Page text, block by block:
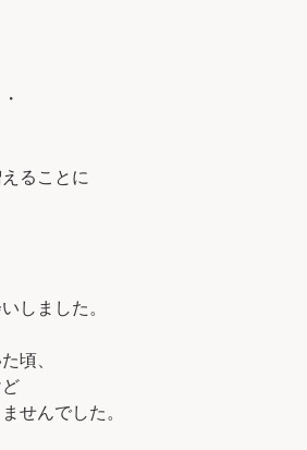
ることに
しました。
頃、
せんでした。